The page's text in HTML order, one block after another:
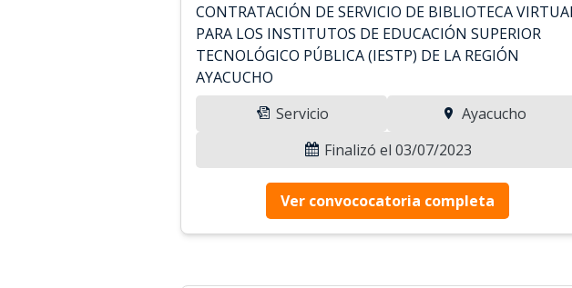
CONTRATACIÓN DE SERVICIO DE BIBLIOTECA
PARA LOS INSTITUTOS DE EDUCACIÓN SUPERIOR
TECNOLÓGICO PÚBLICA (IESTP) DE LA REGIÓN
AYACUCHO
Servicio
Ayacucho
Finalizó el 03/07/2023
Ver convococatoria completa